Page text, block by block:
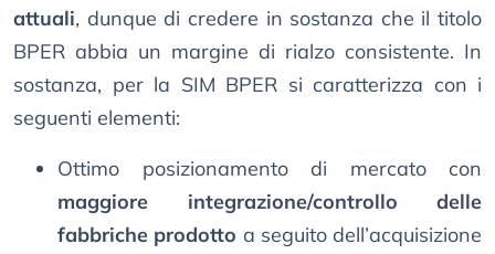
attuali, dunque di credere in sostanza che il titolo
BPER abbia un margine di rialzo consistente. In
sostanza, per la SIM BPER si caratterizza con i
seguenti elementi:
Ottimo posizionamento di mercato con
maggiore integrazione/controllo delle
fabbriche prodotto a seguito dell’acquisizione